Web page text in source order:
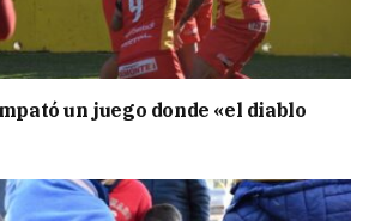
un juego donde «el diablo